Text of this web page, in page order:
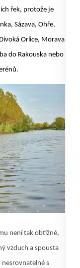
řek, protože je
Sázava, Ohře,
Orlice, Morava
do Rakouska nebo
není tak obtížné,
vzduch a spousta
nesrovnatelné s